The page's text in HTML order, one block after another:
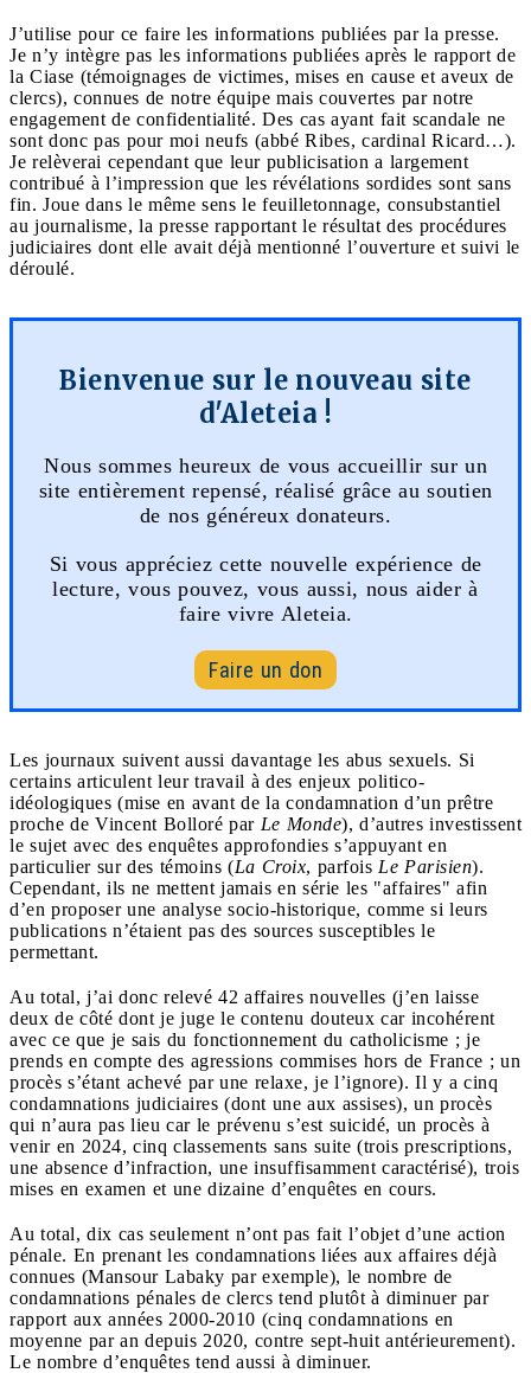
J’utilise pour ce faire les informations publiées par la presse.
Je n’y intègre pas les informations publiées après le rapport de
la Ciase (témoignages de victimes, mises en cause et aveux de
clercs), connues de notre équipe mais couvertes par notre
engagement de confidentialité. Des cas ayant fait scandale ne
sont donc pas pour moi neufs (abbé Ribes, cardinal Ricard…).
Je relèverai cependant que leur publicisation a largement
contribué à l’impression que les révélations sordides sont sans
fin. Joue dans le même sens le feuilletonnage, consubstantiel
au journalisme, la presse rapportant le résultat des procédures
judiciaires dont elle avait déjà mentionné l’ouverture et suivi le
déroulé.
Bienvenue sur le nouveau site
d'Aleteia !
Nous sommes heureux de vous accueillir sur un
site entièrement repensé, réalisé grâce au soutien
de nos généreux donateurs.
Si vous appréciez cette nouvelle expérience de
lecture, vous pouvez, vous aussi, nous aider à
faire vivre Aleteia.
Faire un don
Les journaux suivent aussi davantage les abus sexuels. Si
certains articulent leur travail à des enjeux politico-
idéologiques (mise en avant de la condamnation d’un prêtre
proche de Vincent Bolloré par Le Monde), d’autres investissent
le sujet avec des enquêtes approfondies s’appuyant en
particulier sur des témoins (La Croix, parfois Le Parisien).
Cependant, ils ne mettent jamais en série les "affaires" afin
d’en proposer une analyse socio-historique, comme si leurs
publications n’étaient pas des sources susceptibles le
permettant.
Au total, j’ai donc relevé 42 affaires nouvelles (j’en laisse
deux de côté dont je juge le contenu douteux car incohérent
avec ce que je sais du fonctionnement du catholicisme ; je
prends en compte des agressions commises hors de France ; un
procès s’étant achevé par une relaxe, je l’ignore). Il y a cinq
condamnations judiciaires (dont une aux assises), un procès
qui n’aura pas lieu car le prévenu s’est suicidé, un procès à
venir en 2024, cinq classements sans suite (trois prescriptions,
une absence d’infraction, une insuffisamment caractérisé), trois
mises en examen et une dizaine d’enquêtes en cours.
Au total, dix cas seulement n’ont pas fait l’objet d’une action
pénale. En prenant les condamnations liées aux affaires déjà
connues (Mansour Labaky par exemple), le nombre de
condamnations pénales de clercs tend plutôt à diminuer par
rapport aux années 2000-2010 (cinq condamnations en
moyenne par an depuis 2020, contre sept-huit antérieurement).
Le nombre d’enquêtes tend aussi à diminuer.